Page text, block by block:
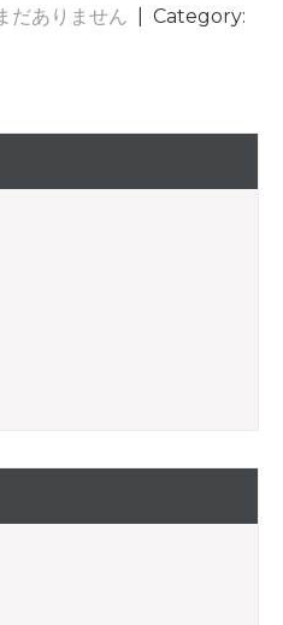
だありません
| Category: